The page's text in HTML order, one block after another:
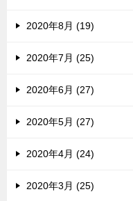
2020年8月 (19)
2020年7月 (25)
2020年6月 (27)
2020年5月 (27)
2020年4月 (24)
2020年3月 (25)